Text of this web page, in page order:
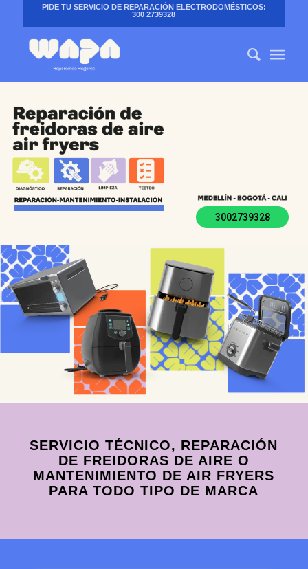
PIDE TU SERVICIO DE REPARACIÓN ELECTRODOMÉSTICOS:
300 2739328
3002739328
SERVICIO TÉCNICO, REPARACIÓN
DE FREIDORAS DE AIRE O
MANTENIMIENTO DE AIR FRYERS
PARA TODO TIPO DE MARCA